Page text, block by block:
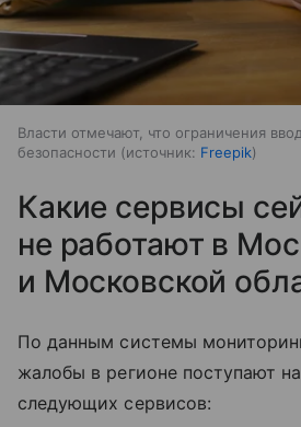
Власти отмечают, что ограничения
безопасности
источник: Freepik
Какие сервисы
не работают в
и Московской
По данным системы
жалобы в регионе поступают
следующих сервисов: